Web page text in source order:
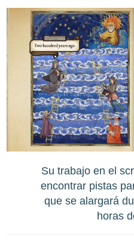
Su trabajo en el
encontrar pistas
que se alargará
horas